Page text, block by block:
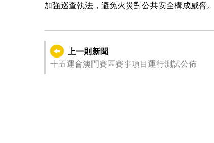
加強巡查執法，避免火災對公共安全構成威脅。
上一則新聞
十五運會澳門賽區賽事項目運行測試公佈